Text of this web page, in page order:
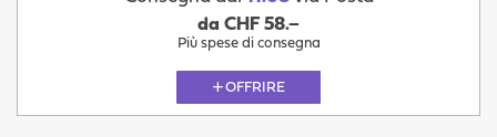
da CHF 58.–
Più spese di consegna
OFFRIRE